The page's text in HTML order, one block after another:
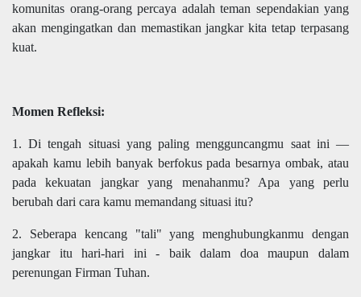
komunitas orang-orang percaya adalah teman sependakian yang
akan mengingatkan dan memastikan jangkar kita tetap terpasang
kuat.
Momen Refleksi:
1. Di tengah situasi yang paling mengguncangmu saat ini —
apakah kamu lebih banyak berfokus pada besarnya ombak, atau
pada kekuatan jangkar yang menahanmu? Apa yang perlu
berubah dari cara kamu memandang situasi itu?
2. Seberapa kencang "tali" yang menghubungkanmu dengan
jangkar itu hari-hari ini - baik dalam doa maupun dalam
perenungan Firman Tuhan.